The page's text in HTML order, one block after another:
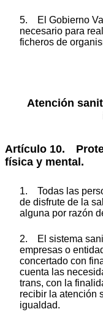
5. El Gobierno
necesario para
ficheros de
Atención
Artículo 10.
física y mental.
1. Todas las
de disfrute de la
alguna por razón
2. El sistema
empresas o
concertado con
cuenta las
trans, con la
recibir la atención
igualdad.